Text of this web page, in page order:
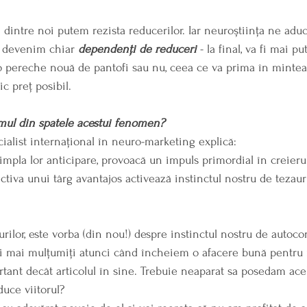
dintre noi putem rezista reducerilor. Iar neuroștiința ne
devenim chiar dependenți de reduceri - la final, va fi mai
pereche nouă de pantofi sau nu, ceea ce va prima în
preț posibil.
din spatele acestui fenomen?
internațional în neuro-marketing explică:
unui târg avantajos activează instinctul nostru de
este vorba (din nou!) despre instinctul nostru de
mai mulțumiți atunci când încheiem o afacere bună
decât articolul în sine. Trebuie neaparat sa posedam
viitorul?